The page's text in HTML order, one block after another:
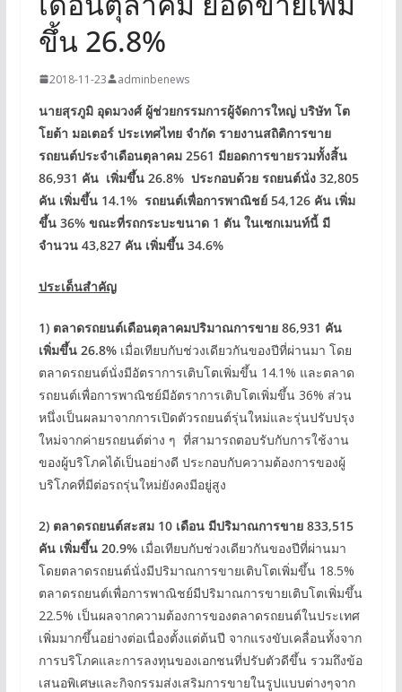
ขึ้น 26.8%
2018-11-23 adminbenews
นายสุรภูมิ อุดมวงศ์ ผู้ช่วยกรรมการผู้จัดการใหญ่ บริษัท โต
โยต้า มอเตอร์ ประเทศไทย จำกัด รายงานสถิติการขาย
รถยนต์ประจำเดือนตุลาคม 2561 มียอดการขายรวมทั้งสิ้น
86,931 คัน เพิ่มขึ้น 26.8% ประกอบด้วย รถยนต์นั่ง 32,805
คัน เพิ่มขึ้น 14.1% รถยนต์เพื่อการพาณิชย์ 54,126 คัน เพิ่ม
ขึ้น 36% ขณะที่รถกระบะขนาด 1 ตัน ในเซกเมนท์นี้ มี
จำนวน 43,827 คัน เพิ่มขึ้น 34.6%
ประเด็นสำคัญ
1) ตลาดรถยนต์เดือนตุลาคมปริมาณการขาย 86,931 คัน
เพิ่มขึ้น 26.8% เมื่อเทียบกับช่วงเดียวกันของปีที่ผ่านมา โดย
ตลาดรถยนต์นั่งมีอัตราการเติบโตเพิ่มขึ้น 14.1% และตลาด
รถยนต์เพื่อการพาณิชย์มีอัตราการเติบโตเพิ่มขึ้น 36% ส่วน
หนึ่งเป็นผลมาจากการเปิดตัวรถยนต์รุ่นใหม่และรุ่นปรับปรุง
ใหม่จากค่ายรถยนต์ต่าง ๆ ที่สามารถตอบรับกับการใช้งาน
ของผู้บริโภคได้เป็นอย่างดี ประกอบกับความต้องการของผู้
บริโภคที่มีต่อรถรุ่นใหม่ยังคงมีอยู่สูง
2) ตลาดรถยนต์สะสม 10 เดือน มีปริมาณการขาย 833,515
คัน เพิ่มขึ้น 20.9% เมื่อเทียบกับช่วงเดียวกันของปีที่ผ่านมา
โดยตลาดรถยนต์นั่งมีปริมาณการขายเติบโตเพิ่มขึ้น 18.5%
ตลาดรถยนต์เพื่อการพาณิชย์มีปริมาณการขายเติบโตเพิ่มขึ้น
22.5% เป็นผลจากความต้องการของตลาดรถยนต์ในประเทศ
เพิ่มมากขึ้นอย่างต่อเนื่องตั้งแต่ต้นปี จากแรงขับเคลื่อนทั้งจาก
การบริโภคและการลงทุนของเอกชนที่ปรับตัวดีขึ้น รวมถึงข้อ
เสนอพิเศษและกิจกรรมส่งเสริมการขายในรูปแบบต่างๆจาก